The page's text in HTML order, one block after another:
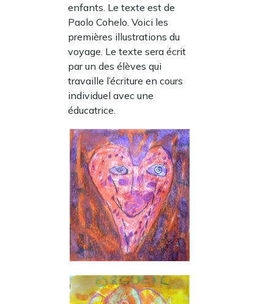
enfants. Le texte est de
Paolo Cohelo. Voici les
premières illustrations du
voyage. Le texte sera écrit
par un des élèves qui
travaille l’écriture en cours
individuel avec une
éducatrice.